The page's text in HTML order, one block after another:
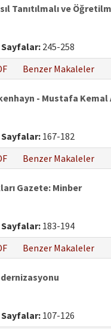
Tanıtılmalı ve
Sayfalar: 245-258
Benzer Makaleler
- Mustafa Kemal
Sayfalar: 167-182
Benzer Makaleler
Gazete: Minber
Sayfalar: 183-194
Benzer Makaleler
Sayfalar: 107-126